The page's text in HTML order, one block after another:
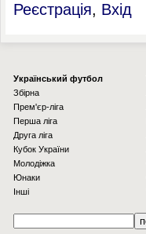
Реєстрація, Вхід
Українcький футбол
Збірна
Прем'єр-ліга
Перша ліга
Друга ліга
Кубок України
Молодіжка
Юнаки
Інші